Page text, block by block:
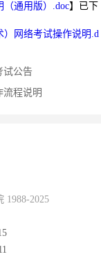
（通用版）.doc】已下
）网络考试操作说明.d
试公告
流程说明
1988-2025